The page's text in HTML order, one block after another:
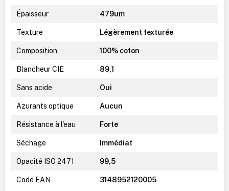
Épaisseur 479um
Texture Légèrement texturée
Composition 100% coton
Blancheur CIE 89,1
Sans acide Oui
Azurants optique Aucun
Résistance à l'eau Forte
Séchage Immédiat
Opacité ISO 2471 99,5
Code EAN 3148952120005